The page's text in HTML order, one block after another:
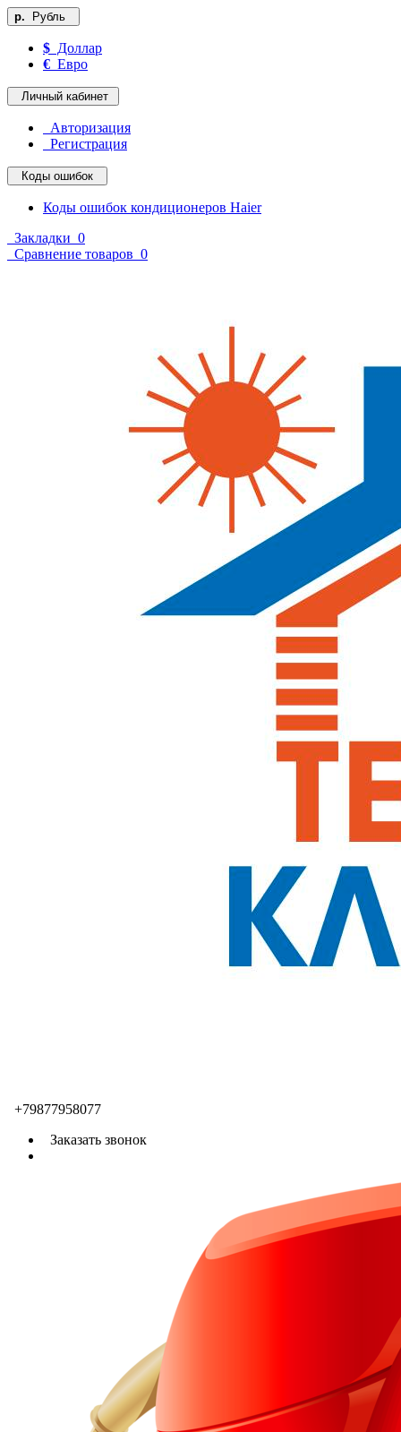
р. Рубль
$ Доллар
€ Евро
Личный кабинет
Авторизация
Регистрация
Коды ошибок
Коды ошибок кондиционеров Haier
Закладки 0
Сравнение товаров 0
+79877958077
Заказать звонок